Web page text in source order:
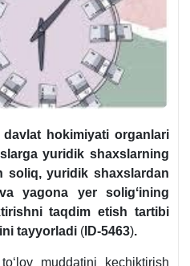
hokimiyati organlari
yuridik shaхslarning
soliq, yuridik shaхslardan
yagona yer soligʻining
taqdim etish tartibi
tayyorladi ( ID-5463).
muddatini kechiktirish